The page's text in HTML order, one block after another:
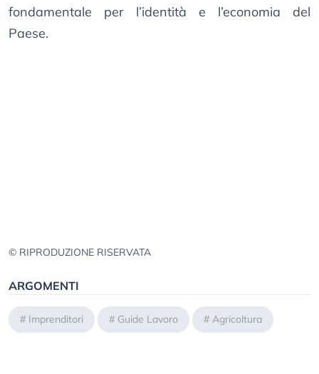
fondamentale per l’identità e l’economia del
Paese.
© RIPRODUZIONE RISERVATA
ARGOMENTI
# Imprenditori # Guide Lavoro # Agricoltura